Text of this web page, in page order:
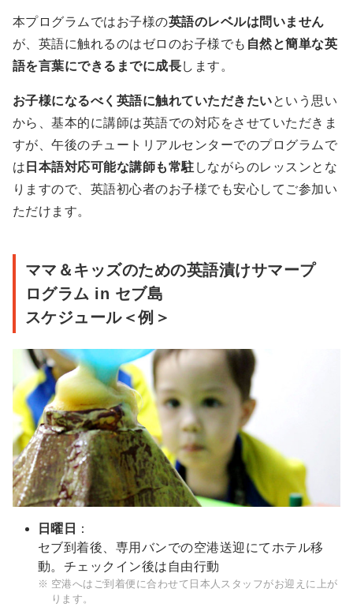
本プログラムではお子様の英語のレベルは問いません
が、英語に触れるのはゼロのお子様でも 自然と簡単な英
語を言葉にできるまでに成長します。
お子様になるべく英語に触れていただきたいという思い
から、基本的に講師は英語での対応をさせていただきま
すが、午後のチュートリアルセンターでのプログラムで
は 日本語対応可能な講師も常駐 しながらのレッスンとな
りますので、英語初心者のお子様でも安心してご参加い
ただけます。
ママ＆キッズのための英語漬けサマープ
ログラム in セブ島
スケジュール＜例＞
日曜日
：
セブ到着後、専用バンでの空港送迎にてホテル移
動。チェックイン後は自由行動
空港へはご到着便に合わせて日本人スタッフがお迎えに上が
ります。